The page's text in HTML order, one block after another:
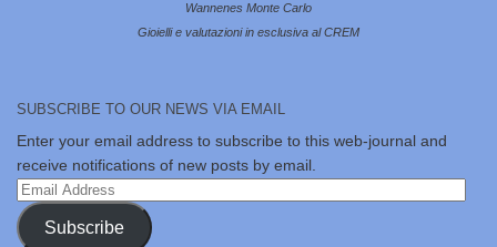
Wannenes Monte Carlo
Gioielli e valutazioni in esclusiva al CREM
SUBSCRIBE TO OUR NEWS VIA EMAIL
Enter your email address to subscribe to this web-journal and
receive notifications of new posts by email.
Email
Address
Subscribe